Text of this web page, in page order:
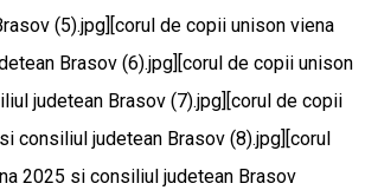
(5).jpg][corul de copii unison viena
Brasov (6).jpg][corul de copii unison
judetean Brasov (7).jpg][corul de copii
consiliul judetean Brasov (8).jpg][corul
2025 si consiliul judetean Brasov